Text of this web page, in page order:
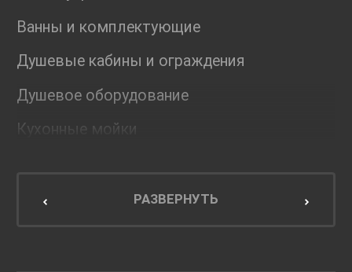
Ванны и комплектующие
Душевые кабины и ограждения
Душевое оборудование
Кухонные мойки
Мебель для кухниРАЗВЕРНУТЬ